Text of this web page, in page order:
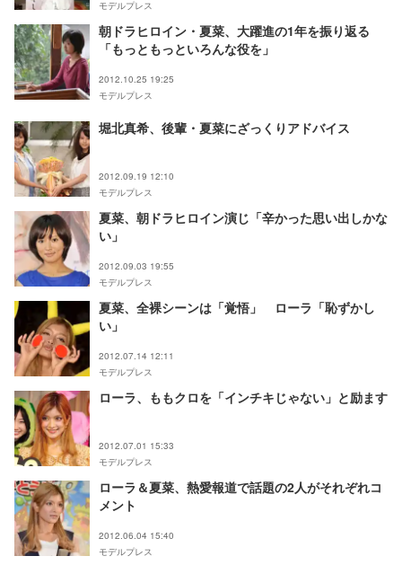
モデルプレス
朝ドラヒロイン・夏菜、大躍進の1年を振り返る
「もっともっといろんな役を」
2012.10.25 19:25
モデルプレス
堀北真希、後輩・夏菜にざっくりアドバイス
2012.09.19 12:10
モデルプレス
夏菜、朝ドラヒロイン演じ「辛かった思い出しかな
い」
2012.09.03 19:55
モデルプレス
夏菜、全裸シーンは「覚悟」 ローラ「恥ずかし
い」
2012.07.14 12:11
モデルプレス
ローラ、ももクロを「インチキじゃない」と励ます
2012.07.01 15:33
モデルプレス
ローラ＆夏菜、熱愛報道で話題の2人がそれぞれコ
メント
2012.06.04 15:40
モデルプレス